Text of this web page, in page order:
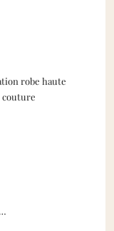
robe haute
couture